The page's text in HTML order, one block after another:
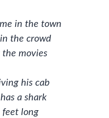
in the town
the crowd
the movies
his cab
a shark
feet long